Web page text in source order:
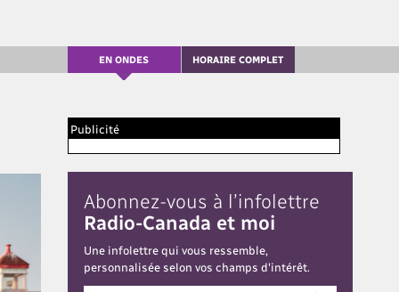
EN ONDES HORAIRE COMPLET
Publicité
Abonnez-vous à l’infolettre
Radio-Canada et moi
Une infolettre qui vous ressemble,
personnalisée selon vos champs d'intérêt.